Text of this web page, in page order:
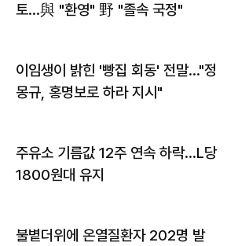
토…與 "환영" 野 "졸속 국정"
이임생이 밝힌 '빵집 회동' 전말…"정
몽규, 홍명보로 하라 지시"
주유소 기름값 12주 연속 하락…L당
1800원대 유지
불볕더위에 온열질환자 202명 발